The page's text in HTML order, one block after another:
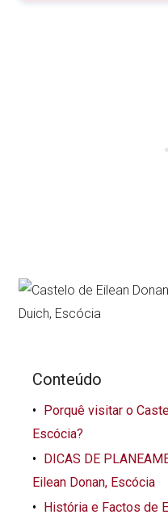
Conteúdo
Porquê visitar o
Escócia?
DICAS DE
Eilean Donan, Escócia
História e Factos de